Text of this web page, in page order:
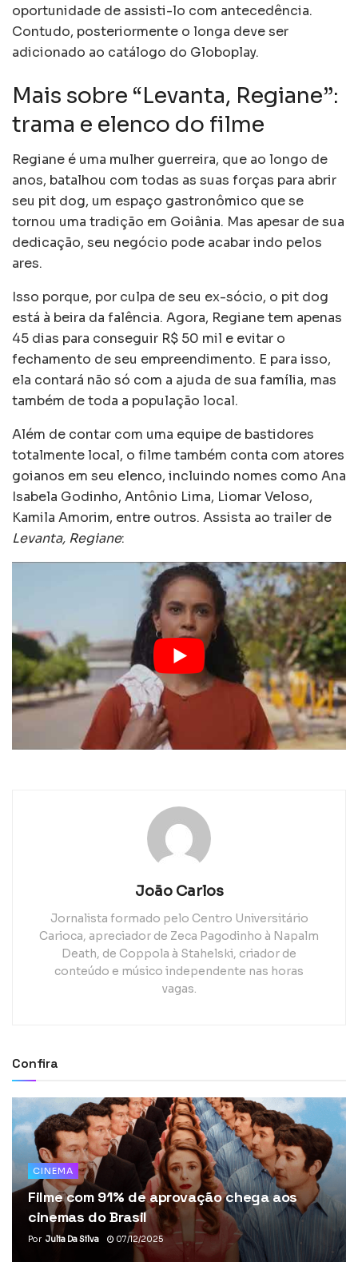
oportunidade de assisti-lo com antecedência.
Contudo, posteriormente o longa deve ser
adicionado ao catálogo do Globoplay.
Mais sobre “Levanta, Regiane”:
trama e elenco do filme
Regiane é uma mulher guerreira, que ao longo de
anos, batalhou com todas as suas forças para abrir
seu pit dog, um espaço gastronômico que se
tornou uma tradição em Goiânia. Mas apesar de sua
dedicação, seu negócio pode acabar indo pelos
ares.
Isso porque, por culpa de seu ex-sócio, o pit dog
está à beira da falência. Agora, Regiane tem apenas
45 dias para conseguir R$ 50 mil e evitar o
fechamento de seu empreendimento. E para isso,
ela contará não só com a ajuda de sua família, mas
também de toda a população local.
Além de contar com uma equipe de bastidores
totalmente local, o filme também conta com atores
goianos em seu elenco, incluindo nomes como Ana
Isabela Godinho, Antônio Lima, Liomar Veloso,
Kamila Amorim, entre outros. Assista ao trailer de
Levanta, Regiane:
João Carlos
Jornalista formado pelo Centro Universitário
Carioca, apreciador de Zeca Pagodinho à Napalm
Death, de Coppola à Stahelski, criador de
conteúdo e músico independente nas horas
vagas.
Confira
CINEMA
Filme com 91% de aprovação chega aos
cinemas do Brasil
Por Julia Da Silva 07/12/2025